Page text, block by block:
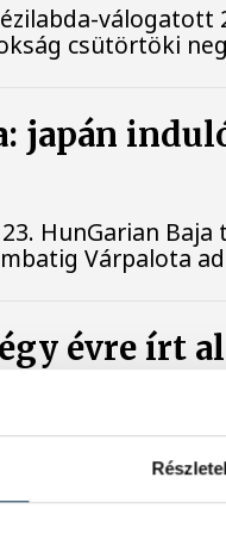
csütörtöki
japán
HunGarian
Várpalota
évre írt
Milán a Varga